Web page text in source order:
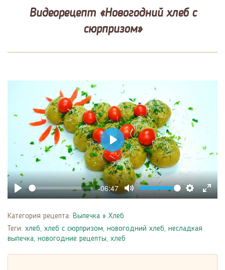
Видеорецепт «Новогодний хлеб с
сюрпризом»
Play
-06:47
Mute
Settings
Enter
Play
Категория рецепта: Выпечка » Хлеб
Теги: хлеб, хлеб с сюрпризом, новогодний хлеб, несладкая
выпечка, новогодние рецепты, хлеб